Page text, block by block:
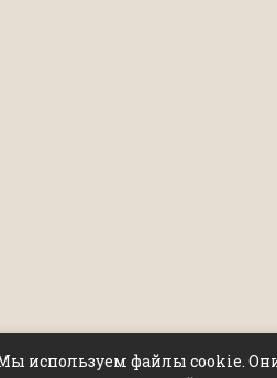
используем файлы cookie.